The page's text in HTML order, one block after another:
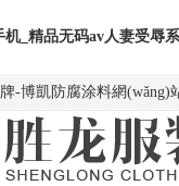
_精品无码av人妻受辱
-博凱 防腐涂料網(wǎng)